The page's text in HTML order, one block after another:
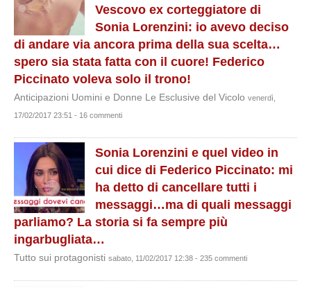
Vescovo ex corteggiatore di
Sonia Lorenzini: io avevo deciso
di andare via ancora prima della sua scelta…
spero sia stata fatta con il cuore! Federico
Piccinato voleva solo il trono!
Anticipazioni Uomini e Donne Le Esclusive del Vicolo venerdì,
17/02/2017 23:51 - 16 commenti
Sonia Lorenzini e quel video in
cui dice di Federico Piccinato: mi
ha detto di cancellare tutti i
messaggi…ma di quali messaggi
parliamo? La storia si fa sempre più
ingarbugliata…
Tutto sui protagonisti sabato, 11/02/2017 12:38 - 235 commenti